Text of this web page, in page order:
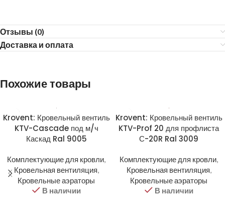
Отзывы (0)
Доставка и оплата
Похожие товары
Krovent: Кровельный вентиль
KTV-Cascade под м/ч
Каскад Ral 9005
Комплектующие для кровли,
Кровельная вентиляция,
Кровельные аэраторы
В наличии
Krovent: Кровельный вентиль
KTV-Prof 20 для профлиста
С-20R Ral 3009
Комплектующие для кровли,
Кровельная вентиляция,
Кровельные аэраторы
В наличии